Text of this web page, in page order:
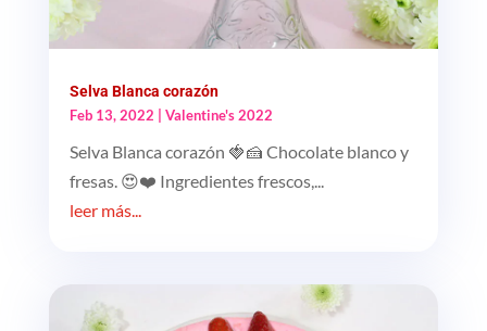
Selva Blanca corazón
Feb 13, 2022 | Valentine's 2022
Selva Blanca corazón 🍓🍰 Chocolate blanco y
fresas. 😍❤️ Ingredientes frescos,...
leer más...